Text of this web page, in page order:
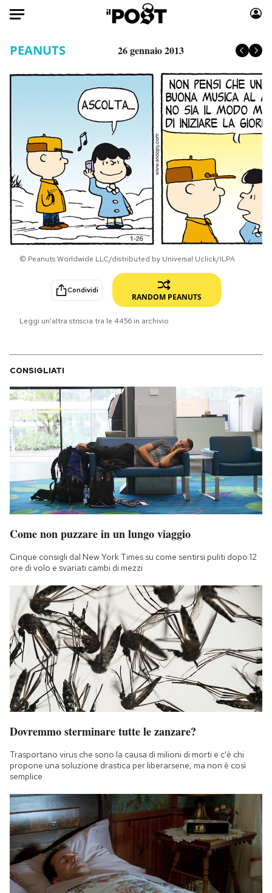
HOME
Politica
Tecnologia
Internet
Scienza
Cultura
Economia
Sport
Moda
Libri
Consumismi
Storie/Idee
Ok Boomer!
Media
Europa
Altrecose
Mondiali calcio 2026
PODCAST
I MIEI PREFERITI
SHOP
CALENDARIO
AREA PERSONALE
Newsletter
Notifiche mobile
Regala il Post
Hai bisogno di aiuto?
Esci
PEANUTS 26 gennaio 2013
© Peanuts Worldwide LLC/distributed by Universal Uclick/ILPA
Condividi
RANDOM PEANUTS
Leggi un'altra striscia tra le 4456 in archivio
CONSIGLIATI
Come non puzzare in un lungo viaggio
Cinque consigli dal New York Times su come sentirsi puliti dopo 12
ore di volo e svariati cambi di mezzi
Dovremmo sterminare tutte le zanzare?
Trasportano virus che sono la causa di milioni di morti e c'è chi
propone una soluzione drastica per liberarsene, ma non è così
semplice